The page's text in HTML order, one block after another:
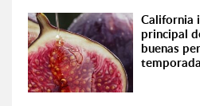
California
principal
buenas